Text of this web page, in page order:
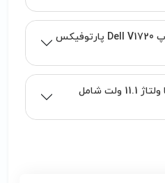
امکان تعویض باتری لپ تاپ Dell V1720 پارتوفیکس
آیا باتری دل Dell V1720 با ولتاژ 11.1 ولت شامل